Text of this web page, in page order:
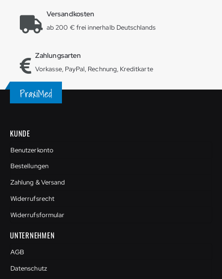
Versandkosten
ab 200 € frei innerhalb Deutschlands
Zahlungsarten
Vorkasse, PayPal, Rechnung, Kreditkarte
KUNDE
Benutzerkonto
Bestellungen
Zahlung & Versand
Widerrufsrecht
Widerrufsformular
UNTERNEHMEN
AGB
Datenschutz